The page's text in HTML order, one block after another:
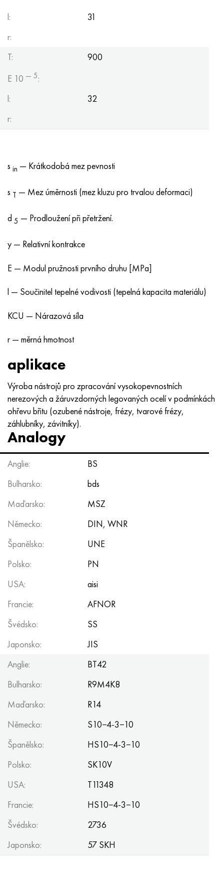
l:
31
r:
T:
900
E 10 — 5:
l:
32
r:
s in — Krátkodobá mez pevnosti
s T — Mez úměrnosti (mez kluzu pro trvalou deformaci)
d 5 — Prodloužení při přetržení.
y — Relativní kontrakce
E — Modul pružnosti prvního druhu [MPa]
l — Součinitel tepelné vodivosti (tepelná kapacita materiálu)
KCU — Nárazová síla
r — měrná hmotnost
aplikace
Výroba nástrojů pro zpracování vysokopevnostních
nerezových a žáruvzdorných legovaných ocelí v podmínkách
ohřevu břitu (ozubené nástroje, frézy, tvarové frézy,
záhlubníky, závitníky).
Analogy
Anglie:
BS
Bulharsko:
bds
Maďarsko:
MSZ
Německo:
DIN, WNR
Španělsko:
UNE
Polsko:
PN
USA:
aisi
Francie:
AFNOR
Švédsko:
SS
Japonsko:
JIS
Anglie:
BT42
Bulharsko:
R9M4K8
Maďarsko:
R14
Německo:
S10−4-3−10
Španělsko:
HS10−4-3−10
Polsko:
SK10V
USA:
T11348
Francie:
HS10−4-3−10
Švédsko:
2736
Japonsko:
57 SKH